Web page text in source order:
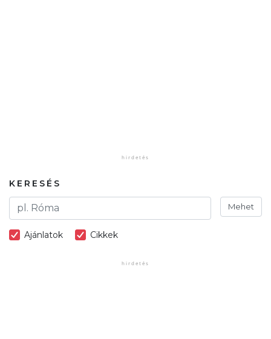
KERESÉS
Mehet
Ajánlatok Cikkek